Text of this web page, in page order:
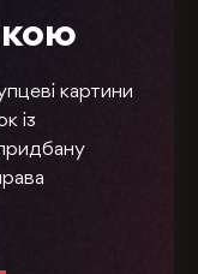
картини
із